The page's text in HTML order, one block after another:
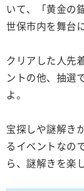
いて、「黄金の
世保市内を舞台
クリアした人先
ントの他、抽選
よ。
宝探しや謎解き
るイベントなの
ら、謎解きを楽